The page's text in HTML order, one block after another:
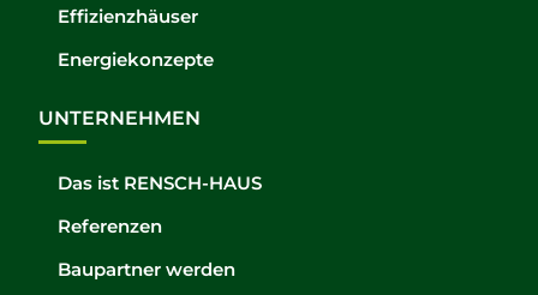
Effizienzhäuser
Energiekonzepte
UNTERNEHMEN
Das ist RENSCH-HAUS
Referenzen
Baupartner werden